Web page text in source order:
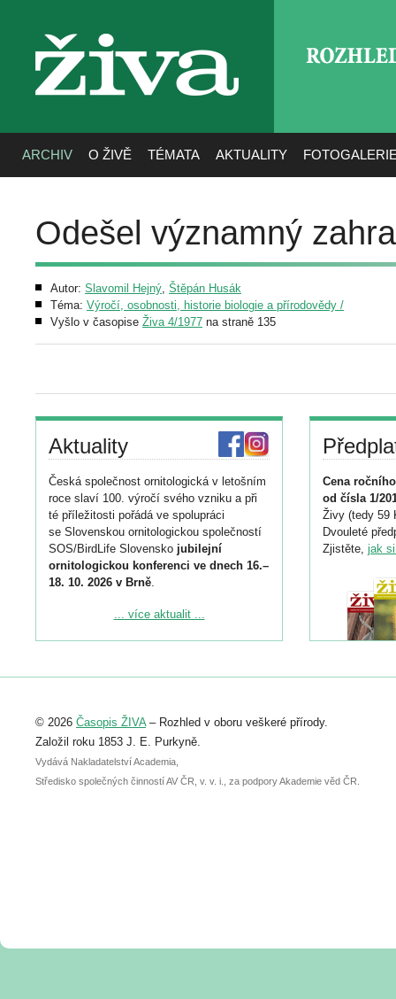
živa
ARCHIV O ŽIVĚ TÉMATA AKTUALITY
Odešel významný
Autor: Slavomil Hejný, Štěpán Husák
Téma: Výročí, osobnosti, historie biologie a přírodovědy /
Vyšlo v časopise Živa 4/1977 na straně 135
Aktuality
Česká společnost ornitologická v letošním
roce slaví 100. výročí svého vzniku a při
té příležitosti pořádá ve spolupráci
se Slovenskou ornitologickou společností
SOS/BirdLife Slovensko jubilejní
ornitologickou konferenci ve dnech 16.–
18. 10. 2026 v Brně.
Podrobnější informace ke konferenci
Registrovat se můžete do 6. září.
abstraktu přihlášené přednášky nebo
posteru je už 30. června.
... více aktualit ...
Cena
od čísla 1/
Živy (tedy 59
Dvouleté
Zjistěte, jak
© 2026 Časopis ŽIVA– Rozhled v oboru veškeré přírody.
Založil roku 1853 J. E. Purkyně.
Vydává Nakladatelství Academia,
Středisko společných činností AV ČR, v. v. i., za podpory Akademie věd ČR.